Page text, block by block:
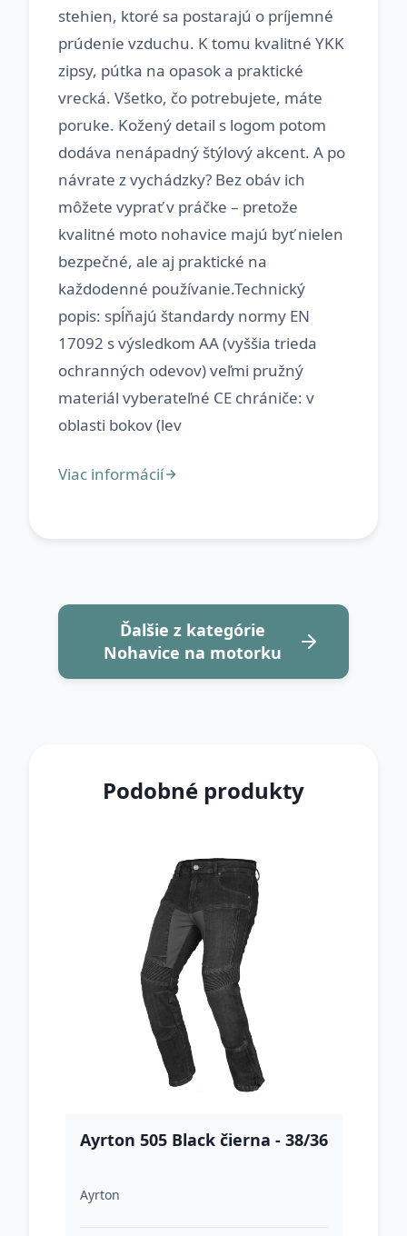
stehien, ktoré sa postarajú o príjemné
prúdenie vzduchu. K tomu kvalitné YKK
zipsy, pútka na opasok a praktické
vrecká. Všetko, čo potrebujete, máte
poruke. Kožený detail s logom potom
dodáva nenápadný štýlový akcent. A po
návrate z vychádzky? Bez obáv ich
môžete vyprať v práčke – pretože
kvalitné moto nohavice majú byť nielen
bezpečné, ale aj praktické na
každodenné používanie.Technický
popis: spĺňajú štandardy normy EN
17092 s výsledkom AA (vyššia trieda
ochranných odevov) veľmi pružný
materiál vyberateľné CE chrániče: v
Ďalšie z kategórie
Nohavice na motorku
Podobné produkty
Ayrton 505 Black čierna - 38/36
Ayrton